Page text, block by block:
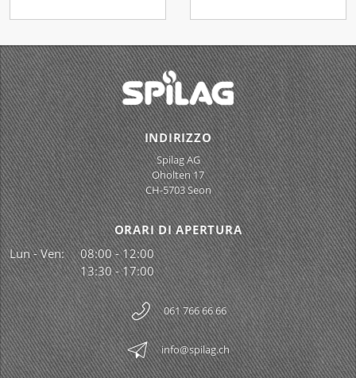
INDIRIZZO
Spilag AG
Oholten 17
CH-5703 Seon
ORARI DI APERTURA
Lun - Ven:
08:00 - 12:00
13:30 - 17:00
061 766 66 66
info@spilag.ch